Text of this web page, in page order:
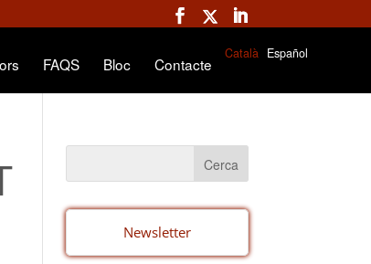
FAQS Bloc Contacte
Català Español
Newsletter